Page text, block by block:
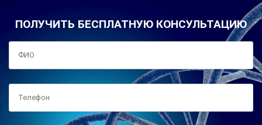
ПОЛУЧИТЬ БЕСПЛАТНУЮ КОНСУЛЬТАЦИЮ